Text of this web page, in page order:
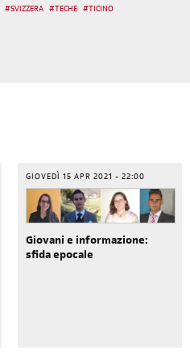
#SVIZZERA # TECHE # TICINO
GIOVEDÌ 15 APR 2021 - 22:00
Giovani e informazione:
sfida epocale